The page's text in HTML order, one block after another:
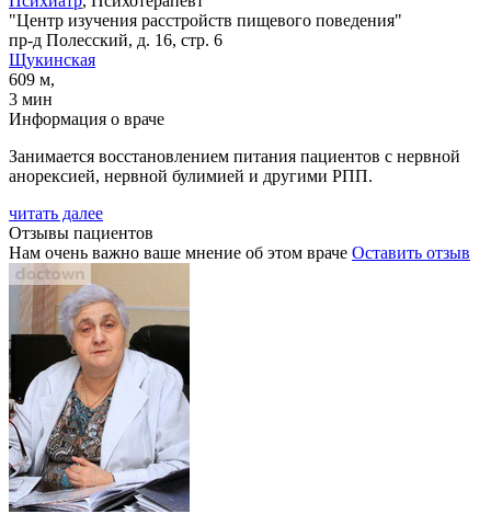
"Центр изучения расстройств пищевого поведения"
пр-д Полесский, д. 16, стр. 6
Щукинская
609 м,
3 мин
Информация о враче
Занимается восстановлением питания пациентов с нервной
анорексией, нервной булимией и другими РПП.
читать далее
Отзывы пациентов
Нам очень важно ваше мнение об этом враче Оставить отзыв